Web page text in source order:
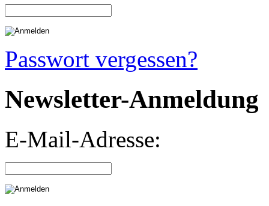
Passwort vergessen?
Newsletter-Anmeldung
E-Mail-Adresse: